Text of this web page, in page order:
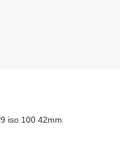
iso 100 42mm